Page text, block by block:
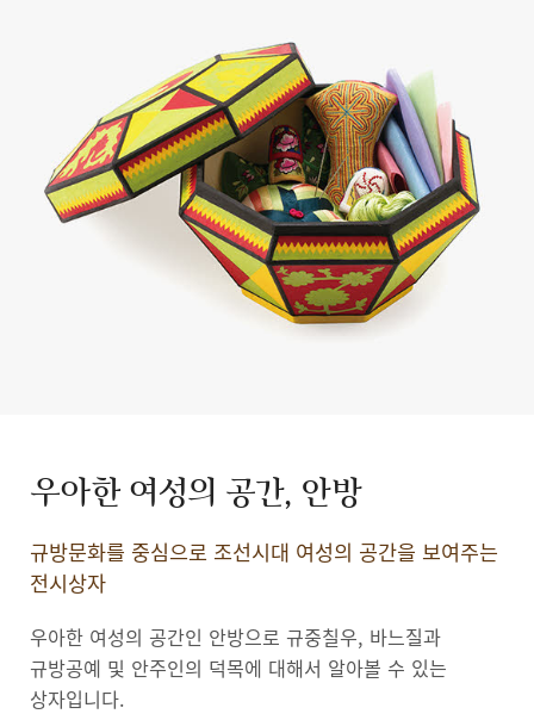
우아한 여성의 공간, 안방
규방문화를 중심으로 조선시대 여성의 공간을 보여주는
전시상자
우아한 여성의 공간인 안방으로 규중칠우, 바느질과
규방공예 및 안주인의 덕목에 대해서 알아볼 수 있는
상자입니다.